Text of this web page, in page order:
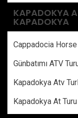
KAPADOKYA
KAPADOKYA
Cappadocia
Günbatımı ATV
Kapadokya Atv
Kapadokya At Turu